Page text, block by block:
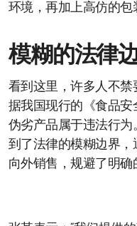
环境，再加上高仿的包
模糊的法律
看到这里，许多人不
据我国现行的《食品
伪劣产品属于违法行为
到了法律的模糊边界，
向外销售，规避了明确